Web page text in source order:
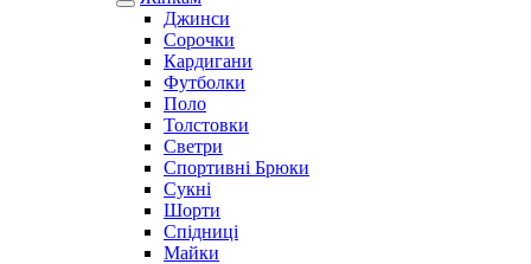
Джинси
Сорочки
Кардигани
Футболки
Поло
Толстовки
Светри
Спортивні Брюки
Сукні
Шорти
Спідниці
Майки